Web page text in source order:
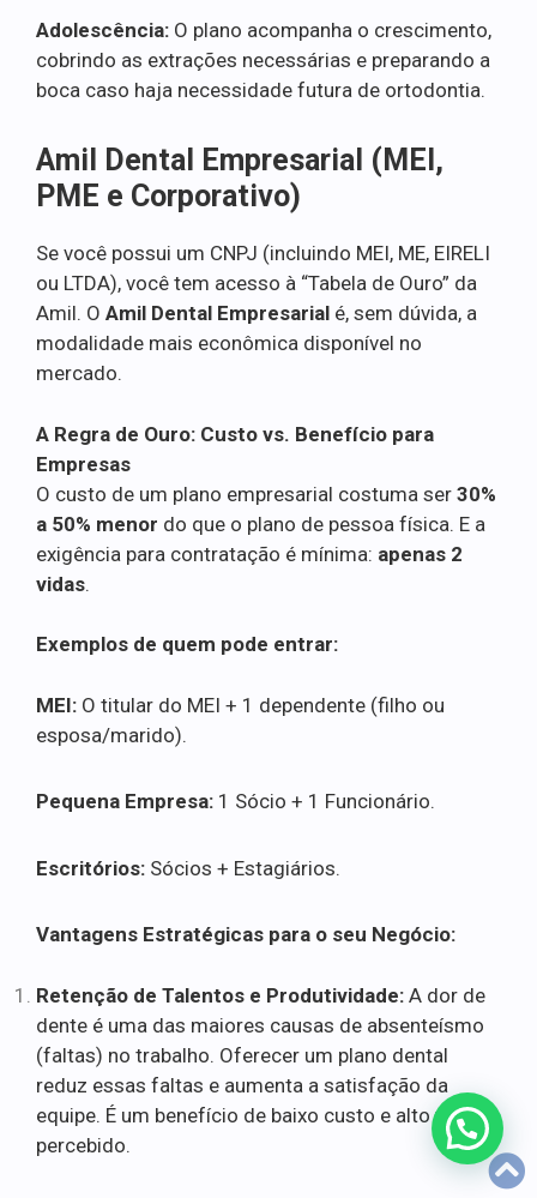
Adolescência: O plano acompanha o crescimento,
cobrindo as extrações necessárias e preparando a
boca caso haja necessidade futura de ortodontia.
Amil Dental Empresarial (MEI,
PME e Corporativo)
Se você possui um CNPJ (incluindo MEI, ME, EIRELI
ou LTDA), você tem acesso à “Tabela de Ouro” da
Amil. O Amil Dental Empresarial é, sem dúvida, a
modalidade mais econômica disponível no
mercado.
A Regra de Ouro: Custo vs. Benefício para
Empresas
O custo de um plano empresarial costuma ser 30%
a 50% menor do que o plano de pessoa física. E a
exigência para contratação é mínima: apenas 2
vidas.
Exemplos de quem pode entrar:
MEI: O titular do MEI + 1 dependente (filho ou
esposa/marido).
Pequena Empresa: 1 Sócio + 1 Funcionário.
Escritórios: Sócios + Estagiários.
Vantagens Estratégicas para o seu Negócio:
Retenção de Talentos e Produtividade: A dor de
dente é uma das maiores causas de absenteísmo
(faltas) no trabalho. Oferecer um plano dental
reduz essas faltas e aumenta a satisfação da
equipe. É um benefício de baixo custo e alto valor
percebido.